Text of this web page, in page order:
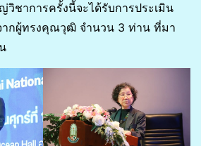
ชาการครั้งนี้จะได้รับการประเมิน
กผู้ทรงคุณวุฒิ จำนวน 3 ท่าน ที่มา